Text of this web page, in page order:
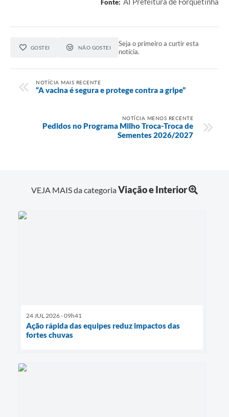
Fonte:
GOSTEI NÃO GOSTEI
Seja o primeiro a curtir esta
notícia.
NOTÍCIA MAIS RECENTE
“A vacina é segura e protege contra a gripe”
NOTÍCIA MENOS RECENTE
Pedidos no Programa Milho Troca-Troca de
Sementes 2026/2027
VEJA MAIS da categoriaViação e Interior
24 JUL 2026 - 09h41
Ação rápida das equipes reduz impactos das
fortes chuvas